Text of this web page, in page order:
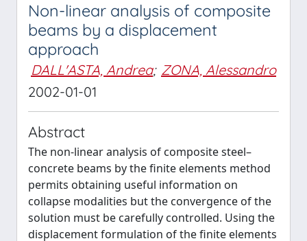
Non-linear analysis of composite
beams by a displacement
approach
DALL'ASTA, Andrea; ZONA, Alessandro
2002-01-01
Abstract
The non-linear analysis of composite steel–
concrete beams by the finite elements method
permits obtaining useful information on
collapse modalities but the convergence of the
solution must be carefully controlled. Using the
displacement formulation of the finite elements